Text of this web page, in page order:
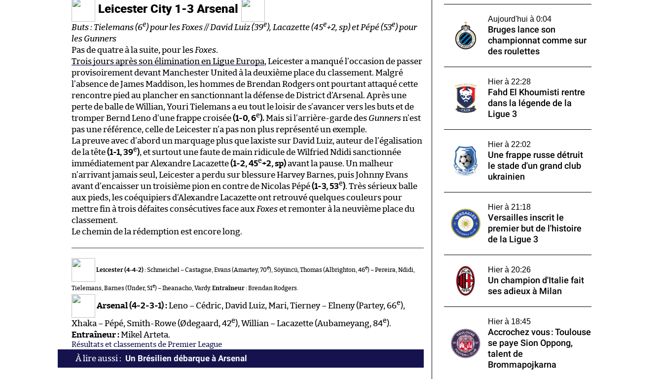
Leicester City 1-3 Arsenal
Buts : Tielemans (6e) pour les Foxes // David Luiz (39e), Lacazette (45e+2, sp) et Pépé (53e) pour
les Gunners
Pas de quatre à la suite, pour les Foxes.
Trois jours après son élimination en Ligue Europa, Leicester a manqué l’occasion de passer
provisoirement devant Manchester United à la deuxième place du classement. Malgré
l’absence de James Maddison, les hommes de Brendan Rodgers ont pourtant attaqué cette
rencontre pied au plancher en sanctionnant la défense de District d’Arsenal. Après une
perte de balle de Willian, Youri Tielemans a eu tout le loisir de s’avancer vers les buts et de
tromper Bernd Leno d’une frappe croisée(1-0, 6e).Mais si l’arrière-garde des Gunnersn’est
pas une référence, celle de Leicester n’a pas non plus représenté un exemple.
La preuve avec d’abord un marquage plus que laxiste sur David Luiz, auteur de l’égalisation
de la tête(1-1, 39e), et surtout une faute de main ridicule de Wilfried Ndidi sanctionnée
immédiatement par Alexandre Lacazette(1-2, 45e+2, sp)avant la pause. Un malheur
n’arrivant jamais seul, Leicester a perdu sur blessure Harvey Barnes, puis Johnny Evans
avant d’encaisser un troisième pion en contre de Nicolas Pépé(1-3, 53e). Très sérieux balle
aux pieds, les coéquipiers d’Alexandre Lacazette ont retrouvé quelques couleurs pour
mettre fin à trois défaites consécutives face aux Foxeset remonter à la neuvième place du
classement.
Le chemin de la rédemption est encore long.
Leicester (4-4-2) :Schmeichel – Castagne, Evans (Amartey, 70e), Söyüncü, Thomas (Albrighton, 46e) – Pereira, Ndidi,
Tielemans, Barnes (Ünder, 51e) – Iheanacho, Vardy. Entraîneur : Brendan Rodgers.
Arsenal (4-2-3-1) :Leno – Cédric, David Luiz, Mari, Tierney – Elneny (Partey, 66e),
Xhaka – Pépé, Smith-Rowe (Ødegaard, 42e), Willian – Lacazette (Aubameyang, 84e).
Entraîneur :Mikel Arteta.
Résultats et classements de Premier League
Un Brésilien débarque à Arsenal
Aujourd'hui à 0:04
Bruges lance son
championnat comme sur
des roulettes
Hier à 22:28
Fahd El Khoumisti rentre
dans la légende de la
Ligue 3
Hier à 22:02
Une frappe russe détruit
le stade d'un grand club
ukrainien
Hier à 21:18
Versailles inscrit le
premier but de l'histoire
de la Ligue 3
Hier à 20:26
Un champion d'Italie fait
ses adieux à Milan
Hier à 18:45
Accrochez vous : Toulouse
se paye Sion Oppong,
talent de
Brommapojkarna